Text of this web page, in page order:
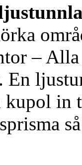
– Alla
kupol in